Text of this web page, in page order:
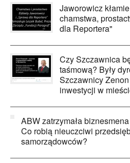
Jaworowicz
chamstwa,
dla Reportera"
Czy Szczawnica
taśmową? Były
Szczawnicy
inwestycji w
ABW zatrzymała
Co robią nieuczciwi
samorządowców?